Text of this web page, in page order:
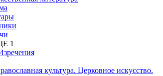
1
культура. Церковное искусство.